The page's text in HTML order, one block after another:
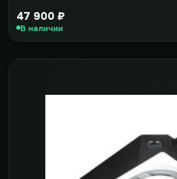
47 900 ₽
В наличии